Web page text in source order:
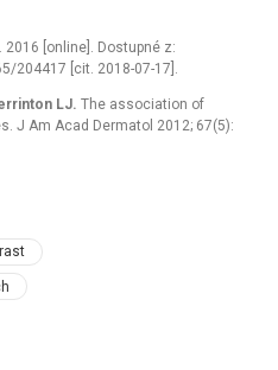
2016 [online]. Dostupné z:
204417 [cit. 2018-07-17].
LJ. The association of
J Am Acad Dermatol 2012; 67(5):